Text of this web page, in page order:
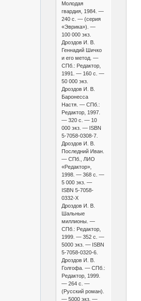
Молодая
гвардия, 1984. —
240 с. — (серия
«Эврика»). —
100 000 экз.
Дроздов И. В.
Геннадий Шичко
и его метод. —
СПб.: Редактор,
1991. — 160 с. —
50 000 экз.
Дроздов И. В.
Баронесса
Настя. — СПб.:
Редактор, 1997.
— 320 с. — 10
000 экз. — ISBN
5-7058-0308-7.
Дроздов И. В.
Последний Иван.
— СПб., ЛИО
«Редактор»,
1998. — 368 с. —
5 000 экз. —
ISBN 5-7058-
0332-X
Дроздов И. В.
Шальные
миллионы. —
СПб.: Редактор,
1999. — 352 с. —
5000 экз. — ISBN
5-7058-0320-6.
Дроздов И. В.
Голгофа. — СПб.:
Редактор, 1999.
— 264 с. —
(Русский роман).
— 5000 экз. —